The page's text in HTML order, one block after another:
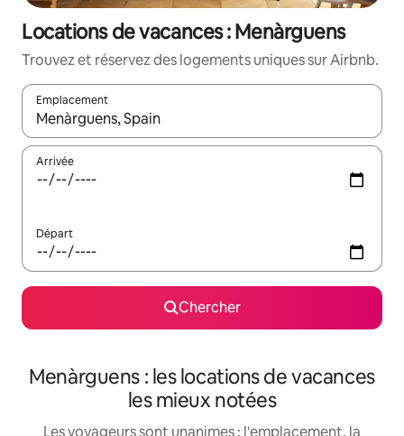
Locations de vacances : Menàrguens
Trouvez et réservez des logements uniques sur Airbnb.
Emplacement
Quand les résultats sont affichés, parcourez-les en utilisant
Arrivée
Départ
Chercher
Menàrguens : les locations de vacances
les mieux notées
Les voyageurs sont unanimes : l'emplacement, la